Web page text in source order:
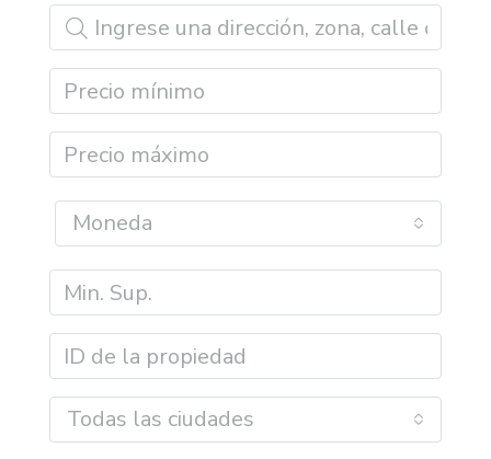
Moneda
Todas las ciudades